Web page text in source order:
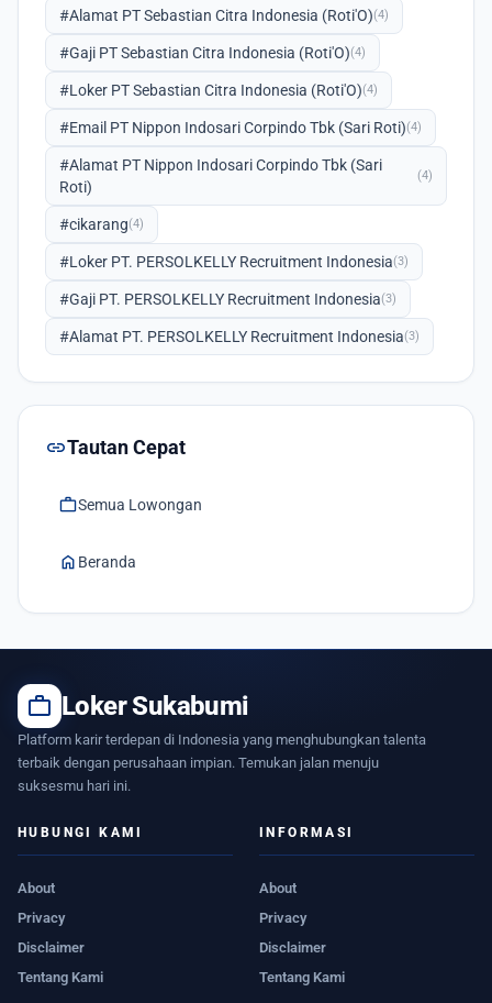
#Alamat PT Sebastian Citra Indonesia (Roti'O)(4)
#Gaji PT Sebastian Citra Indonesia (Roti'O)(4)
#Loker PT Sebastian Citra Indonesia (Roti'O)(4)
#Email PT Nippon Indosari Corpindo Tbk (Sari Roti)(4)
#Alamat PT Nippon Indosari Corpindo Tbk (Sari
Roti)
(4)
#cikarang(4)
#Loker PT. PERSOLKELLY Recruitment Indonesia(3)
#Gaji PT. PERSOLKELLY Recruitment Indonesia(3)
#Alamat PT. PERSOLKELLY Recruitment Indonesia(3)
linkTautan Cepat
workSemua Lowongan
home Beranda
work Loker Sukabumi
Platform karir terdepan di Indonesia yang menghubungkan talenta
terbaik dengan perusahaan impian. Temukan jalan menuju
suksesmu hari ini.
HUBUNGI KAMI
About
Privacy
Disclaimer
Tentang Kami
INFORMASI
About
Privacy
Disclaimer
Tentang Kami